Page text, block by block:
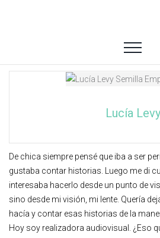
Lucía Levy
De chica siempre pensé que iba a ser
gustaba contar historias. Luego me di
interesaba hacerlo desde un punto de
sino desde mi visión, mi lente. Quería
hacía y contar esas historias de la
Hoy soy realizadora audiovisual. ¿Eso